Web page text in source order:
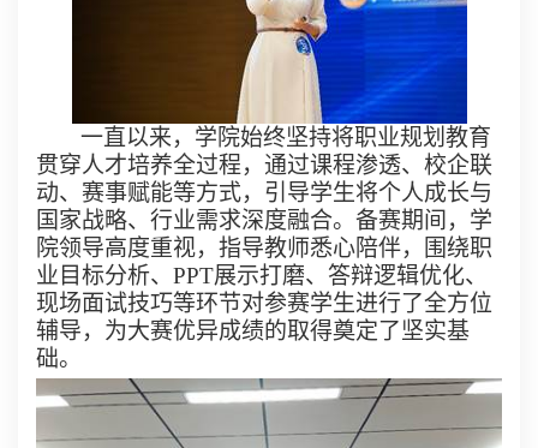
一直以来，学院始终坚持将职业规划教育
贯穿人才培养全过程，通过课程渗透、校企联
动、赛事赋能等方式，引导学生将个人成长与
国家战略、行业需求深度融合。备赛期间，学
院领导高度重视，指导教师悉心陪伴，围绕职
业目标分析、 PPT展示打磨、答辩逻辑优化、
现场面试技巧等环节对参赛学生进行了全方位
辅导，为大赛优异成绩的取得奠定了坚实基
础。